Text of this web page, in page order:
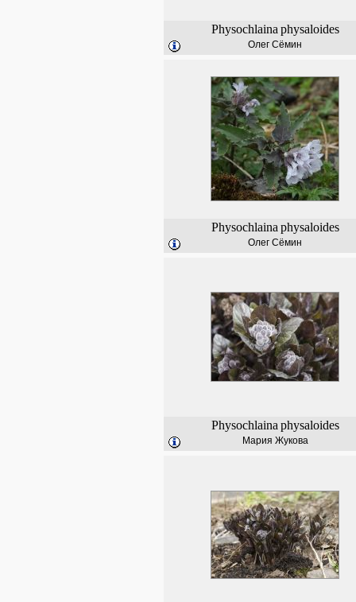
Physochlaina physaloides
Олег Сёмин
Physochlaina physaloides
Олег Сёмин
Physochlaina physaloides
Мария Жукова